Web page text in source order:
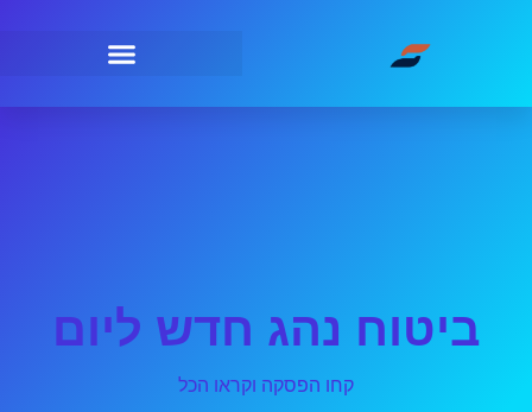
ביטוח נהג חדש ליום
קחו הפסקה וקראו הכל